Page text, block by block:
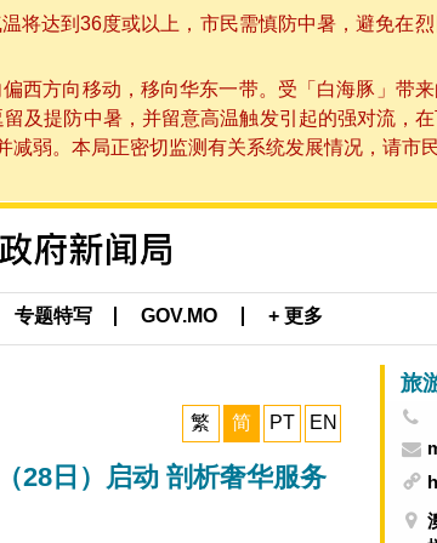
将达到36度或以上，市民需慎防中暑，避免在
西方向移动，移向华东一带。受「白海豚」带
及提防中暑，并留意高温触发引起的强对流，
弱。本局正密切监测有关系统发展情况，请市
专题特写 GOV.MO + 更多
繁 简 PT EN
28日）启动 剖析奢华服务
旅